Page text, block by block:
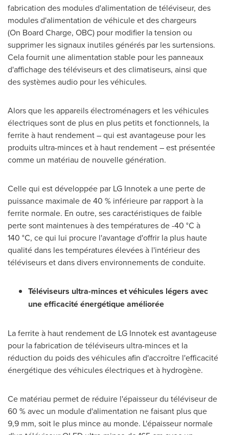
fabrication des modules d'alimentation de téléviseur, des
modules d'alimentation de véhicule et des chargeurs
(On Board Charge, OBC) pour modifier la tension ou
supprimer les signaux inutiles générés par les surtensions.
Cela fournit une alimentation stable pour les panneaux
d'affichage des téléviseurs et des climatiseurs, ainsi que
des systèmes audio pour les véhicules.
Alors que les appareils électroménagers et les véhicules
électriques sont de plus en plus petits et fonctionnels, la
ferrite à haut rendement – qui est avantageuse pour les
produits ultra-minces et à haut rendement – est présentée
comme un matériau de nouvelle génération.
Celle qui est développée par LG Innotek a une perte de
puissance maximale de 40 % inférieure par rapport à la
ferrite normale. En outre, ses caractéristiques de faible
perte sont maintenues à des températures de -40 °C à
140 °C, ce qui lui procure l'avantage d'offrir la plus haute
qualité dans les températures élevées à l'intérieur des
téléviseurs et dans divers environnements de conduite.
Téléviseurs ultra-minces et véhicules légers avec
une efficacité énergétique améliorée
La ferrite à haut rendement de LG Innotek est avantageuse
pour la fabrication de téléviseurs ultra-minces et la
réduction du poids des véhicules afin d'accroître l'efficacité
énergétique des véhicules électriques et à hydrogène.
Ce matériau permet de réduire l'épaisseur du téléviseur de
60 % avec un module d'alimentation ne faisant plus que
9,9 mm, soit le plus mince au monde. L'épaisseur normale